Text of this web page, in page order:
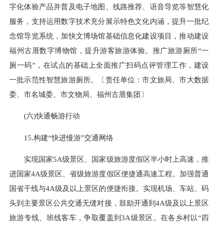
字化体验产品并普及电子地图、线路推荐、语音导览等智慧化
服务，支持运用数字技术充分展示特色文化内涵，提升一批纪
念馆导览系统，加快文博场馆基础信息化建设项目，推动建设
福州古厝数字博物馆，提升游客旅游体验。推广旅游厕所“一
厕一码”，在试点的基础上全面推广扫码点评管理工作，建设
一批示范性智慧旅游厕所。〔责任单位：市文旅局、市大数据
委、市名城委、市文物局、福州古厝集团〕
(六)快通畅游行动
15.构建“快进慢游”交通网络
实现国家5A级景区、国家级旅游度假区半小时上高速，推
进国家4A级景区、省级旅游度假区便捷通高速工程。加强普通
国省干线与4A级及以上景区的便捷衔接。实现机场、车站、码
头到主要景区公共交通无缝对接，鼓励开通到4A级及以上景区
旅游专线、班线客车，争取覆盖到3A级景区。在各乡村以“四